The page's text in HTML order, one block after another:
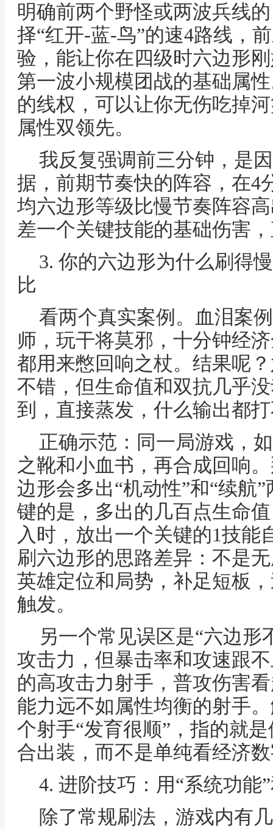
明确前两个野怪或两波兵线
择“红开-蓝-鸟”的速4路线，
验，能让你在四级时六边形
第一波小规模团战的基础属
的线权，可以让你无伤吃掉
属性双领先。
我反复强调前三分钟，是
据，前期节奏快的阵容，在4
均六边形等级比慢节奏阵容
差一个关键技能的基础伤害
3. 你的六边形为什么刷得
比
看两个真实案例。血泪案
师，玩干将莫邪，十分钟经
都用来憋回响之杖。结果呢
不错，但生命值和双抗几乎
到，直接蒸发，什么输出都
正确示范：同一局游戏，
之靴和小血书，再合成回响
边形会多出“机动性”和“续航
键的是，多出的几百点生命
入时，放出一个关键的1技能
刷六边形的思路差异：不是
英雄定位和局势，补足短板
触发。
另一个常见误区是“六边形
攻击力，但暴击率和攻速跟
的高攻击力射手，普攻伤害
能力远不如属性均衡的射手
个射手“发育很顺”，指的就
合出装，而不是单纯看经济
4. 进阶技巧：用“系统功能
除了常规刷法，游戏内有